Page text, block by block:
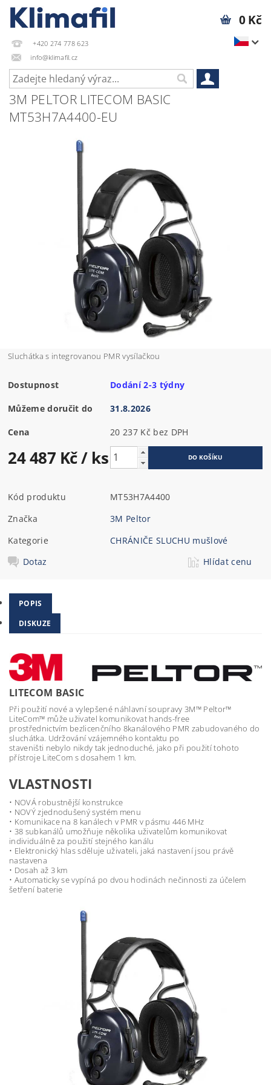
+420 274 778 623
info@klimafil.cz
0 Kč
3M PELTOR LITECOM BASIC
MT53H7A4400-EU
Sluchátka s integrovanou PMR vysílačkou
Dostupnost Dodání 2-3 týdny
Můžeme doručit do 31.8.2026
Cena 20 237 Kč bez DPH
24 487 Kč/ ks
Kód produktu
MT53H7A4400
Značka
3M Peltor
Kategorie
CHRÁNIČE SLUCHU mušlové
Dotaz
Hlídat cenu
POPIS
DISKUZE
LITECOM BASIC
Při použití nové a vylepšené náhlavní soupravy 3M™ Peltor™
LiteCom™ může uživatel komunikovat hands-free
prostřednictvím bezlicenčního 8kanálového PMR zabudovaného do
sluchátka. Udržování vzájemného kontaktu po
staveništi nebylo nikdy tak jednoduché, jako při použití tohoto
přístroje LiteCom s dosahem 1 km.
VLASTNOSTI
• NOVÁ robustnější konstrukce
• NOVÝ zjednodušený systém menu
• Komunikace na 8 kanálech v PMR v pásmu 446 MHz
• 38 subkanálů umožňuje několika uživatelům komunikovat
individuálně za použití stejného kanálu
• Elektronický hlas sděluje uživateli, jaká nastavení jsou právě
nastavena
• Dosah až 3 km
• Automaticky se vypíná po dvou hodinách nečinnosti za účelem
šetření baterie